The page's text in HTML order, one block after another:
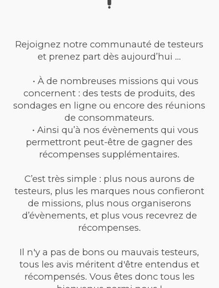
!
Rejoignez notre communauté de testeurs
et prenez part dès aujourd’hui ...
• À de nombreuses missions qui vous
concernent : des tests de produits, des
sondages en ligne ou encore des réunions
de consommateurs.
• Ainsi qu’à nos évènements qui vous
permettront peut-être de gagner des
récompenses supplémentaires.
C’est très simple : plus nous aurons de
testeurs, plus les marques nous confieront
de missions, plus nous organiserons
d’évènements, et plus vous recevrez de
récompenses.
Il n'y a pas de bons ou mauvais testeurs,
tous les avis méritent d'être entendus et
récompensés. Vous êtes donc tous les